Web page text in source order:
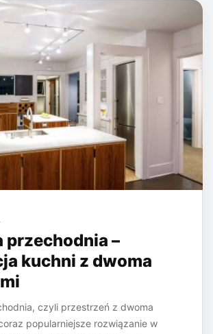
przechodnia –
kuchni z dwoma
czyli przestrzeń z dwoma
popularniejsze rozwiązanie w